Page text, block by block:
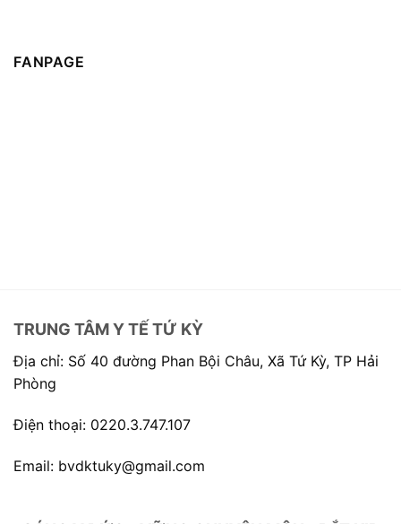
FANPAGE
TRUNG TÂM Y TẾ TỨ KỲ
Địa chỉ: Số 40 đường Phan Bội Châu, Xã Tứ Kỳ, TP Hải
Phòng
Điện thoại: 0220.3.747.107
Email: bvdktuky@gmail.com